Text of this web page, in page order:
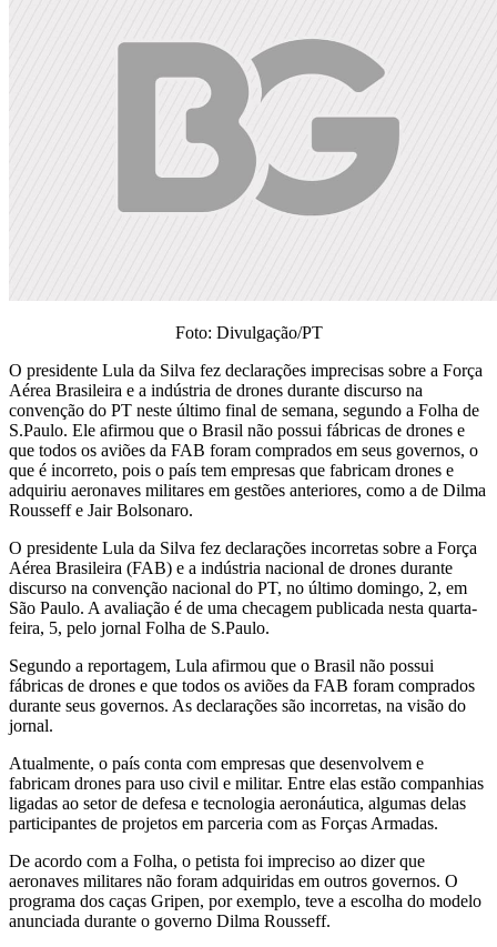
Foto: Divulgação/PT
O presidente Lula da Silva fez declarações imprecisas sobre a Força
Aérea Brasileira e a indústria de drones durante discurso na
convenção do PT neste último final de semana, segundo a Folha de
S.Paulo. Ele afirmou que o Brasil não possui fábricas de drones e
que todos os aviões da FAB foram comprados em seus governos, o
que é incorreto, pois o país tem empresas que fabricam drones e
adquiriu aeronaves militares em gestões anteriores, como a de Dilma
Rousseff e Jair Bolsonaro.
O presidente Lula da Silva fez declarações incorretas sobre a Força
Aérea Brasileira (FAB) e a indústria nacional de drones durante
discurso na convenção nacional do PT, no último domingo, 2, em
São Paulo. A avaliação é de uma checagem publicada nesta quarta-
feira, 5, pelo jornal Folha de S.Paulo.
Segundo a reportagem, Lula afirmou que o Brasil não possui
fábricas de drones e que todos os aviões da FAB foram comprados
durante seus governos. As declarações são incorretas, na visão do
jornal.
Atualmente, o país conta com empresas que desenvolvem e
fabricam drones para uso civil e militar. Entre elas estão companhias
ligadas ao setor de defesa e tecnologia aeronáutica, algumas delas
participantes de projetos em parceria com as Forças Armadas.
De acordo com a Folha, o petista foi impreciso ao dizer que
aeronaves militares não foram adquiridas em outros governos. O
programa dos caças Gripen, por exemplo, teve a escolha do modelo
anunciada durante o governo Dilma Rousseff.